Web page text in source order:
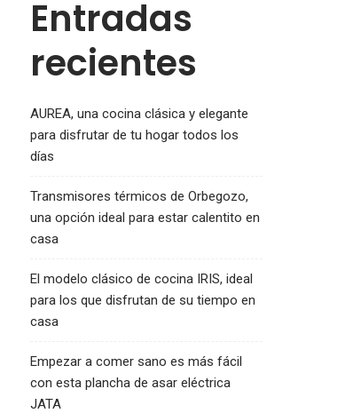
Entradas
recientes
AUREA, una cocina clásica y elegante
para disfrutar de tu hogar todos los
días
Transmisores térmicos de Orbegozo,
una opción ideal para estar calentito en
casa
El modelo clásico de cocina IRIS, ideal
para los que disfrutan de su tiempo en
casa
Empezar a comer sano es más fácil
con esta plancha de asar eléctrica
JATA